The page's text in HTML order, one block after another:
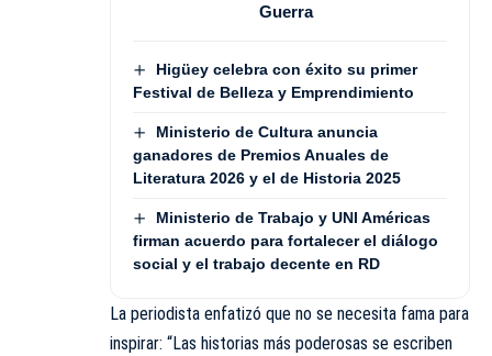
Guerra
Higüey celebra con éxito su primer
Festival de Belleza y Emprendimiento
Ministerio de Cultura anuncia
ganadores de Premios Anuales de
Literatura 2026 y el de Historia 2025
Ministerio de Trabajo y UNI Américas
firman acuerdo para fortalecer el diálogo
social y el trabajo decente en RD
La periodista enfatizó que no se necesita fama para
inspirar: “Las historias más poderosas se escriben